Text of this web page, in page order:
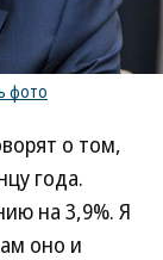
фото
о том,
года.
на 3,9%. Я
оно и